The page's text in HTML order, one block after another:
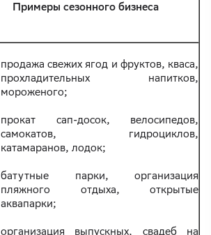
Примеры сезонного бизнеса
продажа свежих ягод и фруктов, кваса,
прохладительных напитков,
мороженого;
прокат сап-досок, велосипедов,
самокатов, гидроциклов,
катамаранов, лодок;
батутные парки, организация
пляжного отдыха, открытые
аквапарки;
организация выпускных, свадеб на